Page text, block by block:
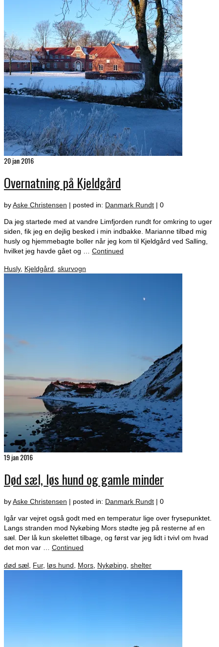
20jan 2016
Overnatning på Kjeldgård
byAske Christensen | posted in: Danmark Rundt | 0
Da jeg startede med at vandre Limfjorden rundt for omkring to uger
siden, fik jeg en dejlig besked i min indbakke. Marianne tilbød mig
husly og hjemmebagte boller når jeg kom til Kjeldgård ved Salling,
hvilket jeg havde gået og … Continued
Husly, Kjeldgård skurvogn
19jan 2016
Død sæl, løs hund og gamle minder
byAske Christensen | posted in: Danmark Rundt | 0
Igår var vejret også godt med en temperatur lige over frysepunktet.
Langs stranden mod Nykøbing Mors stødte jeg på resterne af en
sæl. Der lå kun skelettet tilbage, og først var jeg lidt i tvivl om hvad
det mon var … Continued
død sæl Fur, løs hund Mors Nykøbing shelter